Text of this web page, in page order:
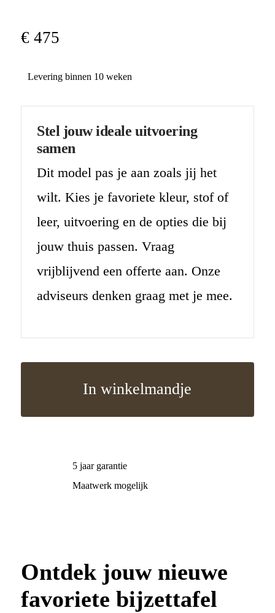
€ 475
Levering binnen 10 weken
Stel jouw ideale uitvoering
samen
Dit model pas je aan zoals jij het
wilt. Kies je favoriete kleur, stof of
leer, uitvoering en de opties die bij
jouw thuis passen. Vraag
vrijblijvend een offerte aan. Onze
adviseurs denken graag met je mee.
In winkelmandje
5 jaar garantie
Maatwerk mogelijk
Ontdek jouw nieuwe
favoriete bijzettafel